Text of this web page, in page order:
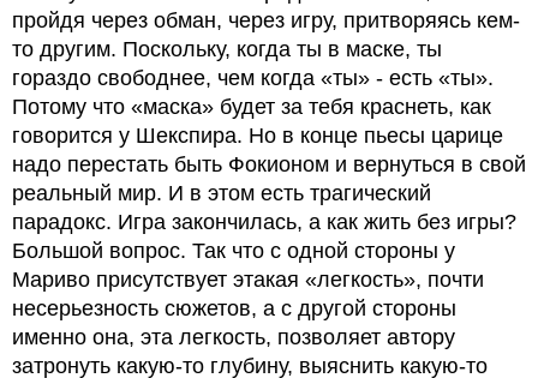
пройдя через обман, через игру, притворяясь кем-
то другим. Поскольку, когда ты в маске, ты
гораздо свободнее, чем когда «ты» - есть «ты».
Потому что «маска» будет за тебя краснеть, как
говорится у Шекспира. Но в конце пьесы царице
надо перестать быть Фокионом и вернуться в свой
реальный мир. И в этом есть трагический
парадокс. Игра закончилась, а как жить без игры?
Большой вопрос. Так что с одной стороны у
Мариво присутствует этакая «легкость», почти
несерьезность сюжетов, а с другой стороны
именно она, эта легкость, позволяет автору
затронуть какую-то глубину, выяснить какую-то